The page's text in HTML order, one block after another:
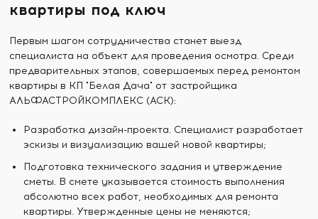
квартиры под ключ
Первым шагом сотрудничества станет выезд
специалиста на объект для проведения осмотра. Среди
предварительных этапов, совершаемых перед ремонтом
квартиры в КП "Белая Дача" от застройщика
АЛЬФАСТРОЙКОМПЛЕКС (АСК):
Разработка дизайн-проекта. Специалист разработает
эскизы и визуализацию вашей новой квартиры;
Подготовка технического задания и утверждение
сметы. В смете указывается стоимость выполнения
абсолютно всех работ, необходимых для ремонта
квартиры. Утвержденные цены не меняются;